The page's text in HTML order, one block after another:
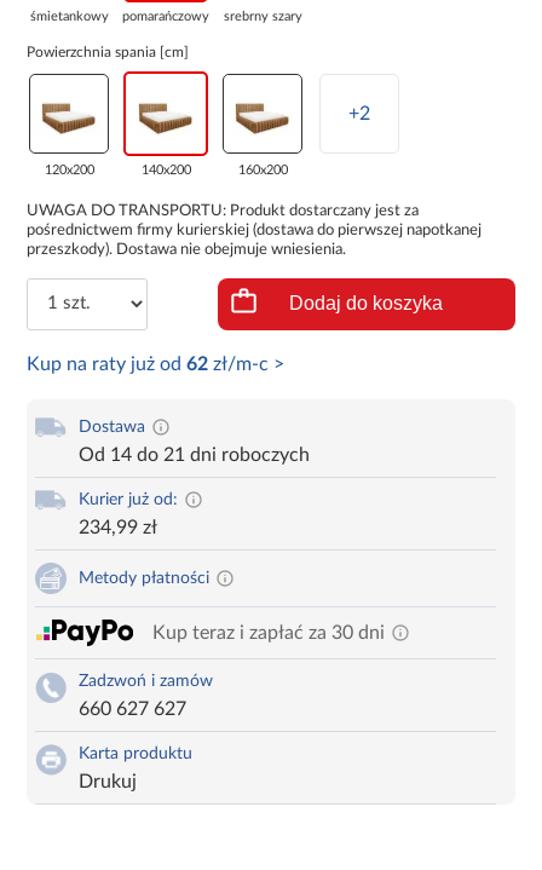
śmietankowy pomarańczowy srebrny szary
Powierzchnia spania [cm]
120x200 140x200 160x200
+2
UWAGA DO TRANSPORTU: Produkt dostarczany jest za
pośrednictwem firmy kurierskiej (dostawa do pierwszej napotkanej
przeszkody). Dostawa nie obejmuje wniesienia.
Dodaj do koszyka
Kup na raty już od62 zł/m-c >
Dostawa
Od 14 do 21 dni roboczych
Kurier już od:
234,99 zł
Metody płatności
Kup teraz i zapłać za 30 dni
Zadzwoń i zamów
660 627 627
Karta produktu
Drukuj